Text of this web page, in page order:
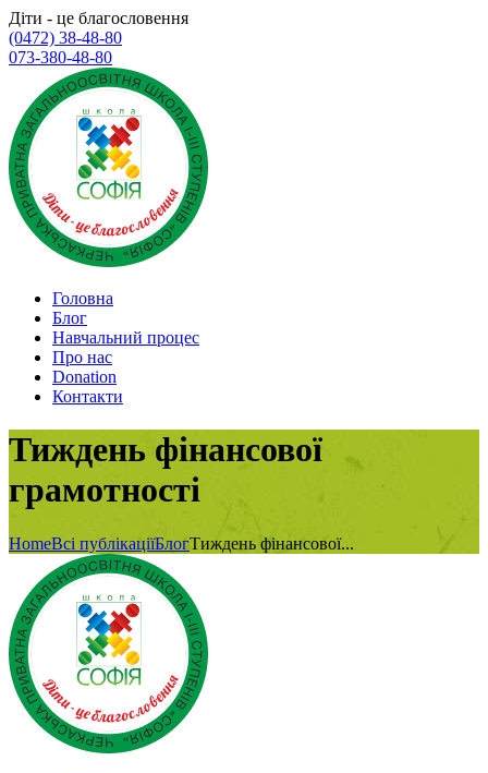
Діти - це благословення
(0472) 38-48-80
073-380-48-80
Головна
Блог
Навчальний процес
Про нас
Donation
Контакти
Тиждень фінансової
грамотності
HomeВсі публікаціїБлогТиждень фінансової...